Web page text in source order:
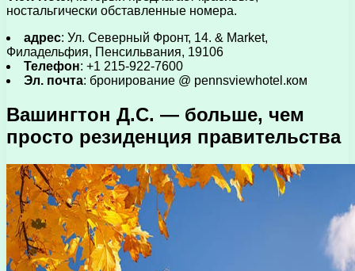
ностальгически обставленные номера.
адрес: Ул. Северный Фронт, 14. & Market,
Филадельфия, Пенсильвания, 19106
Телефон: +1 215-922-7600
Эл. почта: бронирование @ pennsviewhotel.ком
Вашингтон Д.С. — больше, чем
просто резиденция правительства